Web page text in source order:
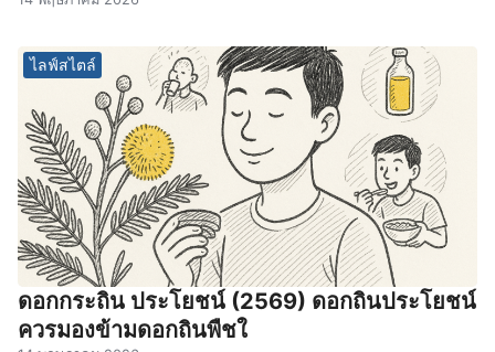
ไลฟ์สไตล์
ดอกกระถิน ประโยชน์ (2569) ดอกถินประโยชน์
ควรมองข้ามดอกถินพืชใ